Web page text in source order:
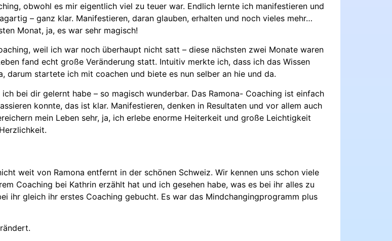
obwohl es mir eigentlich viel zu teuer war. Endlich lernte ich manifestieren und
– ganz klar. Manifestieren, daran glauben, erhalten und noch vieles mehr…
Monat, ja, es war sehr magisch!
weil ich war noch überhaupt nicht satt – diese nächsten zwei Monate waren
fand echt große Veränderung statt. Intuitiv merkte ich, dass ich das Wissen
darum startete ich mit coachen und biete es nun selber an hie und da.
ich bei dir gelernt habe – so magisch wunderbar. Das Ramona- Coaching ist einfach
konnte, das ist klar. Manifestieren, denken in Resultaten und vor allem auch
mein Leben sehr, ja, ich erlebe enorme Heiterkeit und große Leichtigkeit
weit von Ramona entfernt in der schönen Schweiz. Wir kennen uns schon viele
Coaching bei Kathrin erzählt hat und ich gesehen habe, was es bei ihr alles zu
ihr gleich ihr erstes Coaching gebucht. Es war das Mindchangingprogramm plus